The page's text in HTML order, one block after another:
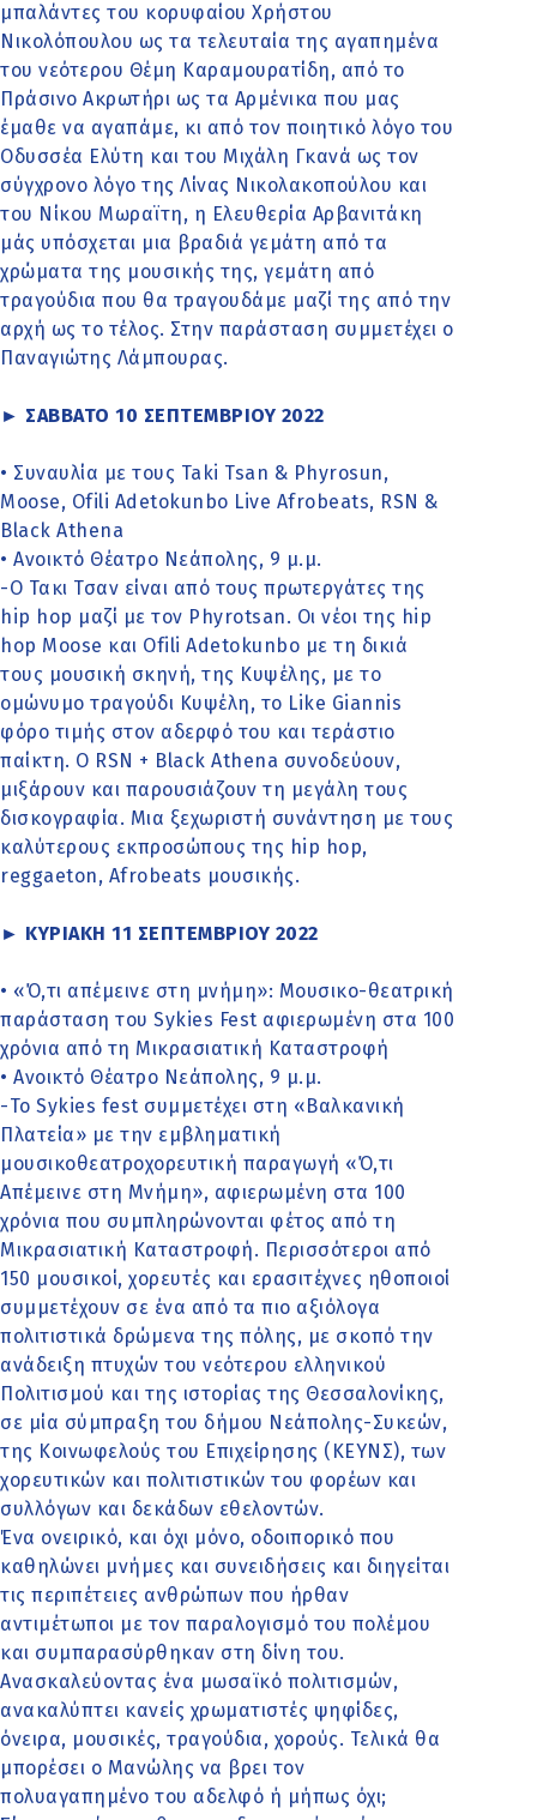
μπαλάντες του κορυφαίου Χρήστου
Νικολόπουλου ως τα τελευταία της αγαπημένα
του νεότερου Θέμη Καραμουρατίδη, από το
Πράσινο Ακρωτήρι ως τα Αρμένικα που μας
έμαθε να αγαπάμε, κι από τον ποιητικό λόγο του
Οδυσσέα Ελύτη και του Μιχάλη Γκανά ως τον
σύγχρονο λόγο της Λίνας Νικολακοπούλου και
του Νίκου Μωραϊτη, η Ελευθερία Αρβανιτάκη
μάς υπόσχεται μια βραδιά γεμάτη από τα
χρώματα της μουσικής της, γεμάτη από
τραγούδια που θα τραγουδάμε μαζί της από την
αρχή ως το τέλος. Στην παράσταση συμμετέχει ο
Παναγιώτης Λάμπουρας.
► ΣΑΒΒΑΤΟ 10 ΣΕΠΤΕΜΒΡΙΟΥ 2022
• Συναυλία με τους Taki Tsan & Phyrosun,
Moose, Ofili Adetokunbo Live Afrobeats, RSN &
Black Athena
• Ανοικτό Θέατρο Νεάπολης, 9 μ.μ.
-Ο Τακι Τσαν είναι από τους πρωτεργάτες της
hip hop μαζί με τον Phyrotsan. Οι νέοι της hip
hop Moose και Ofili Adetokunbo με τη δικιά
τους μουσική σκηνή, της Κυψέλης, με το
ομώνυμο τραγούδι Κυψέλη, το Like Giannis
φόρο τιμής στον αδερφό του και τεράστιο
παίκτη. Ο RSN + Black Athena συνοδεύουν,
μιξάρουν και παρουσιάζουν τη μεγάλη τους
δισκογραφία. Μια ξεχωριστή συνάντηση με τους
καλύτερους εκπροσώπους της hip hop,
reggaeton, Afrobeats μουσικής.
► ΚΥΡΙΑΚΗ 11 ΣΕΠΤΕΜΒΡΙΟΥ 2022
• «Ό,τι απέμεινε στη μνήμη»: Μουσικο-θεατρική
παράσταση του Sykies Fest αφιερωμένη στα 100
χρόνια από τη Μικρασιατική Καταστροφή
• Ανοικτό Θέατρο Νεάπολης, 9 μ.μ.
-Το Sykies fest συμμετέχει στη «Βαλκανική
Πλατεία» με την εμβληματική
μουσικοθεατροχορευτική παραγωγή «Ό,τι
Απέμεινε στη Μνήμη», αφιερωμένη στα 100
χρόνια που συμπληρώνονται φέτος από τη
Μικρασιατική Καταστροφή. Περισσότεροι από
150 μουσικοί, χορευτές και ερασιτέχνες ηθοποιοί
συμμετέχουν σε ένα από τα πιο αξιόλογα
πολιτιστικά δρώμενα της πόλης, με σκοπό την
ανάδειξη πτυχών του νεότερου ελληνικού
Πολιτισμού και της ιστορίας της Θεσσαλονίκης,
σε μία σύμπραξη του δήμου Νεάπολης-Συκεών,
της Κοινωφελούς του Επιχείρησης (ΚΕΥΝΣ), των
χορευτικών και πολιτιστικών του φορέων και
συλλόγων και δεκάδων εθελοντών.
Ένα ονειρικό, και όχι μόνο, οδοιπορικό που
καθηλώνει μνήμες και συνειδήσεις και διηγείται
τις περιπέτειες ανθρώπων που ήρθαν
αντιμέτωποι με τον παραλογισμό του πολέμου
και συμπαρασύρθηκαν στη δίνη του.
Ανασκαλεύοντας ένα μωσαϊκό πολιτισμών,
ανακαλύπτει κανείς χρωματιστές ψηφίδες,
όνειρα, μουσικές, τραγούδια, χορούς. Τελικά θα
μπορέσει ο Μανώλης να βρει τον
πολυαγαπημένο του αδελφό ή μήπως όχι;